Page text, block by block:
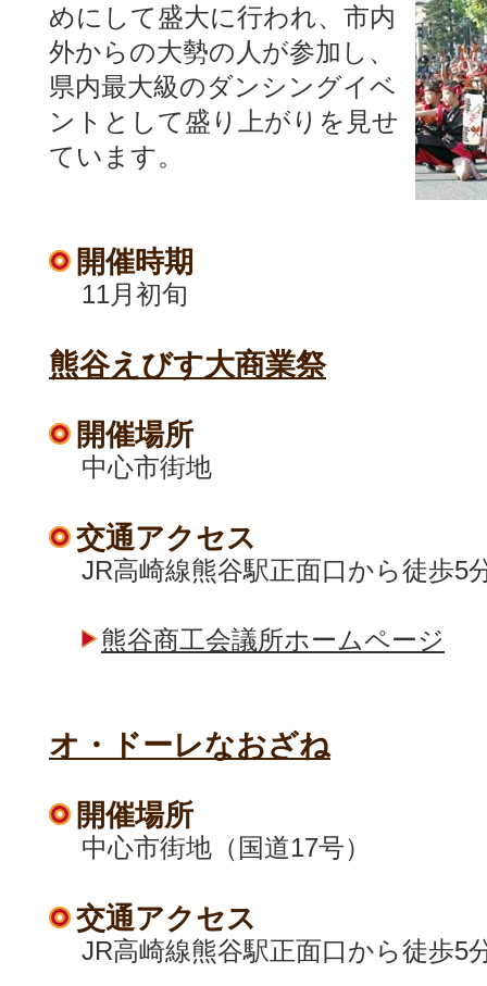
めにして盛大に行われ、市内
外からの大勢の人が参加し、
県内最大級のダンシングイベ
ントとして盛り上がりを見せ
ています。
開催時期
11月初旬
熊谷えびす大商業祭
開催場所
中心市街地
交通アクセス
JR高崎線熊谷駅正面口から徒歩5
熊谷商工会議所ホームページ
オ・ドーレなおざね
開催場所
中心市街地（国道17号）
交通アクセス
JR高崎線熊谷駅正面口から徒歩5